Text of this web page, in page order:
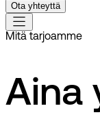
Ota yhteyttä
Mitä tarjoamme
Aina